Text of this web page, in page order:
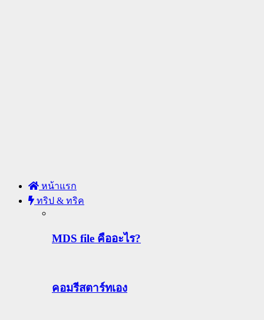
หน้าแรก
ทริป & ทริค
MDS file คืออะไร?
คอมรีสตาร์ทเอง